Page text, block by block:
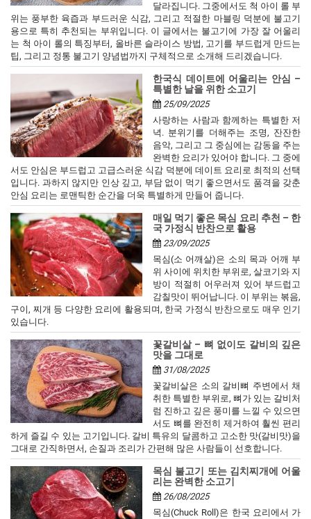
달라집니다. 그중에서도 척 아이 롤 부
위는 풍부한 육즙과 부드러운 식감, 그리고 적절한 마블링 덕분에 불고기
용으로 특히 추천되는 부위입니다. 이 글에서는 불고기에 가장 잘 어울리
는 척 아이 롤의 특징부터, 올바른 슬라이스 방법, 고기를 부드럽게 만드는
팁, 그리고 정통 불고기 양념법까지 구체적으로 소개해 드리겠습니다.
한국식 데이트에 어울리는 안심 –
특별한 날을 위한 소고기
25/09/2025
사랑하는 사람과 함께하는 특별한 저
녁. 분위기를 더해주는 조명, 잔잔한
음악, 그리고 그 중심에는 감동을 주는
완벽한 요리가 있어야 합니다. 그 중에
서도 안심은 부드럽고 고급스러운 식감 덕분에 데이트 요리로 최적의 선택
입니다. 과하지 않지만 인상 깊고, 부담 없이 먹기 좋으면서도 품격을 갖춘
안심 요리는 로맨틱한 순간을 더욱 특별하게 만들어 줍니다.
매일 먹기 좋은 목심 요리 추천 – 한
국 가정식 반찬으로 활용
23/09/2025
목심(소 어깨살)은 소의 목과 어깨 부
위 사이에 위치한 부위로, 살코기와 지
방이 적절히 어우러져 있어 부드럽고
감칠맛이 뛰어납니다. 이 부위는 볶음,
구이, 찌개 등 다양한 요리에 활용되며, 한국 가정식 반찬으로도 매우 인기
있습니다.
꽃갈비살 – 뼈 없이도 갈비의 깊은
맛을 그대로
31/08/2025
꽃갈비살은 소의 갈비뼈 주변에서 채
취한 특별한 부위로, 뼈가 있는 갈비처
럼 진하고 깊은 풍미를 느낄 수 있으면
서도 뼈를 완전히 제거하여 훨씬 편리
하게 즐길 수 있는 고기입니다. 갈비 특유의 달콤하고 고소한 맛(갈비맛)을
그대로 간직하면서, 손질과 조리가 간편해 많은 사람들이 선호합니다.
목심 불고기 또는 김치찌개에 어울
리는 완벽한 소고기
26/08/2025
목심(Chuck Roll)은 한국 요리에서 가